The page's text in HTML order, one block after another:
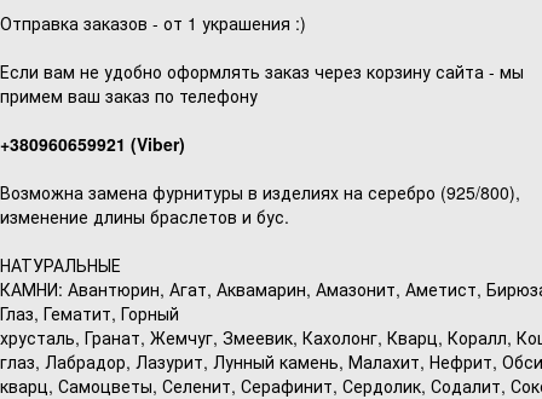
Отправка заказов - от 1 украшения :)
Если вам не удобно оформлять заказ через корзину сайта - мы
примем ваш заказ по телефону
+380960659921 (Viber)
Возможна замена фурнитуры в изделиях на серебро (925/800),
изменение длины браслетов и бус.
НАТУРАЛЬНЫЕ
КАМНИ: Авантюрин, Агат, Аквамарин, Амазонит, Аметист,
Глаз, Гематит, Горный
хрусталь, Гранат, Жемчуг, Змеевик, Кахолонг, Кварц, Коралл,
глаз, Лабрадор, Лазурит, Лунный камень, Малахит, Нефрит,
кварц, Самоцветы, Селенит, Серафинит, Сердолик, Содалит,